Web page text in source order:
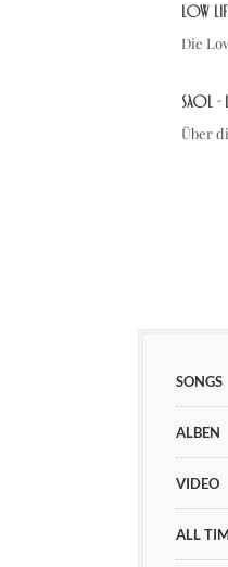
Low
Die
SAOL -
Über
SONGS
ALBEN
VIDEO
ALL